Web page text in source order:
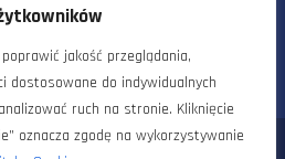
jakość przeglądania,
dostosowane do indywidualnych
ruch na stronie. Kliknięcie
oznacza zgodę na wykorzystywanie